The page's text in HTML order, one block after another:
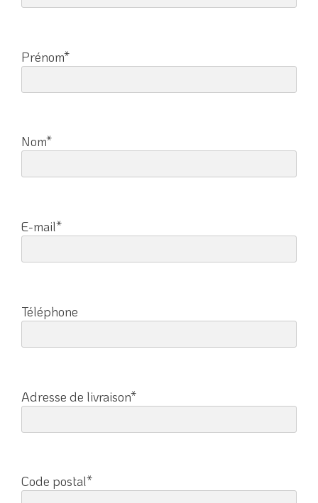
Prénom*
Nom*
E-mail*
Téléphone
Adresse de livraison*
Code postal*